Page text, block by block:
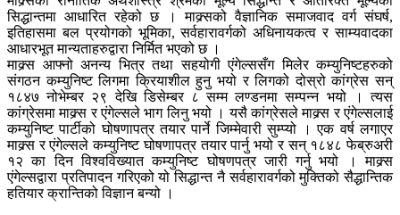
सिद्धान्तमा आधारित रहेको छ । माक्र्सको वैज्ञानिक समाजवाद वर्ग संघर्ष,
इतिहासमा बल प्रयोगको भूमिका, सर्वहारावर्गको अधिनायकत्व र साम्यवादका
आधारभूत मान्यताहरुद्वारा निर्मित भएको छ ।
माक्र्स आफ्नो अनन्य भित्र तथा सहयोगी एंगेल्ससँग मिलेर कम्युनिष्टहरुको
संगठन कम्युनिष्ट लिगमा क्रियाशील हुनु भयो र लिगको दोस्रो कांग्रेस सन्
१८४७ नोभेम्बर २९ देखि डिसेम्बर ८ सम्म लण्डनमा सम्पन्न भयो । त्यस
कांग्रेसमा माक्र्स र एंगेल्सले भाग लिनु भयो । यसै कांग्रेसले माक्र्स र एंगेल्सलाई
कम्युनिष्ट पार्टीको घोषणापत्र तयार पार्ने जिम्मेवारी सुम्प्यो । एक वर्ष लगाएर
माक्र्स र एंगेल्सले कम्युनिष्ट घोषणापत्र तयार पार्नु भयो र सन् १८४८ फेब्रुअरी
१२ का दिन विश्वविख्यात कम्युनिष्ट घोषणपत्र जारी गर्नु भयो । माक्र्स
एंगेल्सद्वारा प्रतिपादन गरिएको यो सिद्धान्त नै सर्वहारावर्गको मुक्तिको सैद्धान्तिक
हतियार क्रान्तिको विज्ञान बन्यो ।